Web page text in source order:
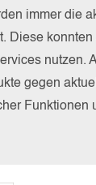
immer die
Diese
nutzen.
gegen
Funktionen